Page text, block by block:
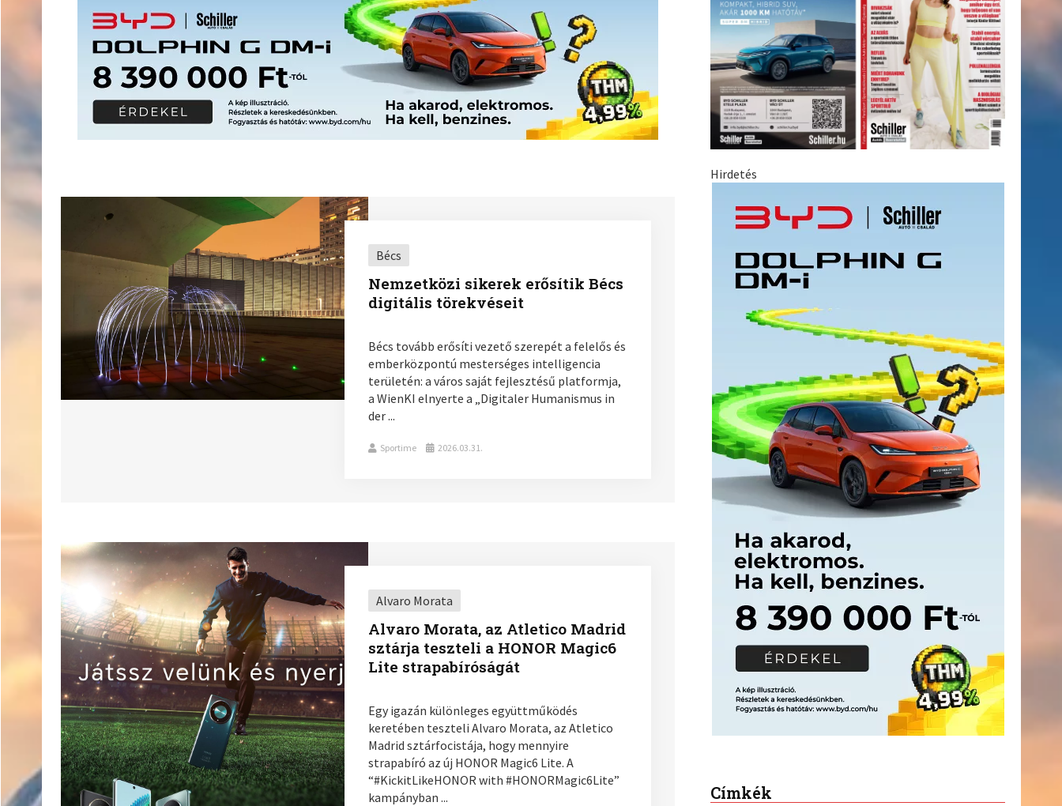
Bécs
Nemzetközi sikerek erősítik Bécs
digitális törekvéseit
Bécs tovább erősíti vezető szerepét a felelős és
emberközpontú mesterséges intelligencia
területén: a város saját fejlesztésű platformja,
a WienKI elnyerte a „Digitaler Humanismus in
der ...
Sportime 2026.03.31.
Alvaro Morata
Alvaro Morata, az Atletico Madrid
sztárja teszteli a HONOR Magic6
Lite strapabíróságát
Egy igazán különleges együttműködés
keretében teszteli Alvaro Morata, az Atletico
Madrid sztárfocistája, hogy mennyire
strapabíró az új HONOR Magic6 Lite. A
“#KickitLikeHONOR with #HONORMagic6Lite”
kampányban ...
Hirdetés
Címkék